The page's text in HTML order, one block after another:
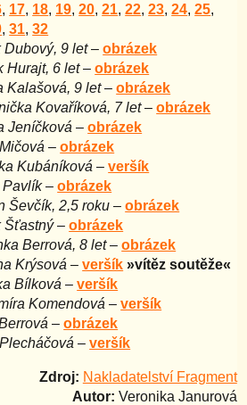
, 17, 18, 19,20,21,22,23,24,25,
,31,32
Dubový, 9 let–obrázek
Hurajt, 6 let–obrázek
Kalašová, 9 let–obrázek
Kovaříková, 7 let–obrázek
Jeníčková –obrázek
–obrázek
Kubáníková –veršík
Pavlík–obrázek
Ševčík, 2,5 roku –obrázek
Šťastný–obrázek
Berrová, 8 let–obrázek
Krýsová –veršík »vítěz soutěže«
Bílková –veršík
Komendová –veršík
–obrázek
–veršík
Zdroj: Nakladatelství Fragment
Autor: Veronika Janurová